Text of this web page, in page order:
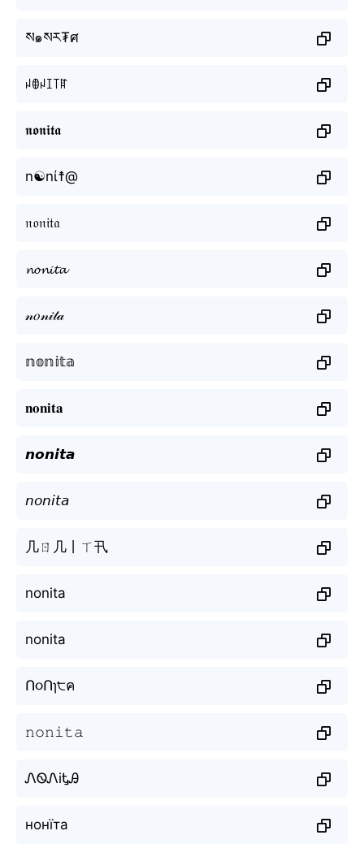
ས๑སར₮ศ
ꈤꂦꈤꀤ꓄ꍏ
𝖓𝖔𝖓𝖎𝖙𝖆
n☯nί☨@
𝔫𝔬𝔫𝔦𝔱𝔞
𝓷𝓸𝓷𝓲𝓽𝓪
𝓃𝑜𝓃𝒾𝓉𝒶
𝕟𝕠𝕟𝕚𝕥𝕒
𝐧𝐨𝐧𝐢𝐭𝐚
𝙣𝙤𝙣𝙞𝙩𝙖
𝘯𝘰𝘯𝘪𝘵𝘢
几ㄖ几丨ㄒ卂
nonita
nonita
Ո૦Ոɿ੮ค
𝚗𝚘𝚗𝚒𝚝𝚊
ᏁᏫᏁiᎿᎯ
нонїта